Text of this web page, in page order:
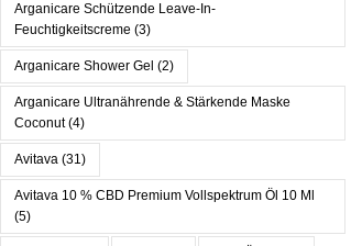
Arganicare Schützende Leave-In-
Feuchtigkeitscreme (3)
Arganicare Shower Gel (2)
Arganicare Ultranährende & Stärkende Maske
Coconut(4)
Avitava (31)
Avitava 10 % CBD Premium Vollspektrum Öl 10 Ml
(5)